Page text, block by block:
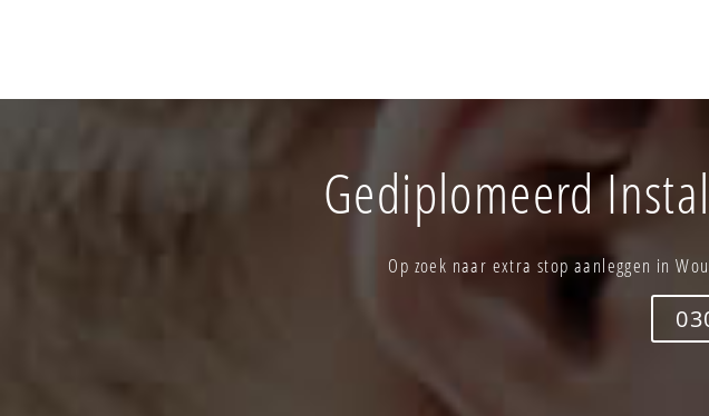
Gediplomeerd
Op zoek naar extra stop aanleggen in